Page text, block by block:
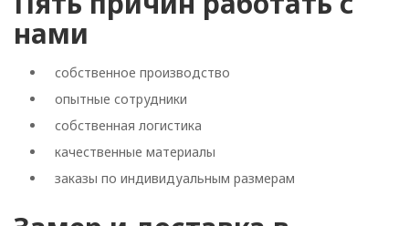
нами
собственное производство
опытные сотрудники
собственная логистика
качественные материалы
заказы по индивидуальным размерам